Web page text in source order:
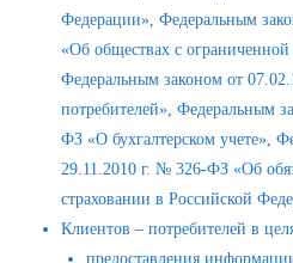
Федерации», Федеральным
«Об обществах с ограниченной
Федеральным законом от
потребителей», Федеральным
ФЗ «О бухгалтерском учете»,
29.11.2010 г. № 326-ФЗ «Об
страховании в Российской
Клиентов – потребителей в
предоставления